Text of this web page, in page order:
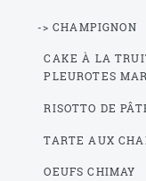
-> CHAMPIGNON
CAKE À LA
PLEUROTES
RISOTTO DE
TARTE AUX
OEUFS CHIMAY